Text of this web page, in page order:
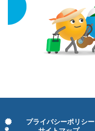
プライバシーポリシー